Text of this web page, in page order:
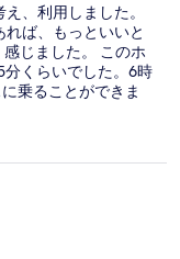
、利用しました。
ば、もっといいと
じました。 このホ
分くらいでした。6時
乗ることができま